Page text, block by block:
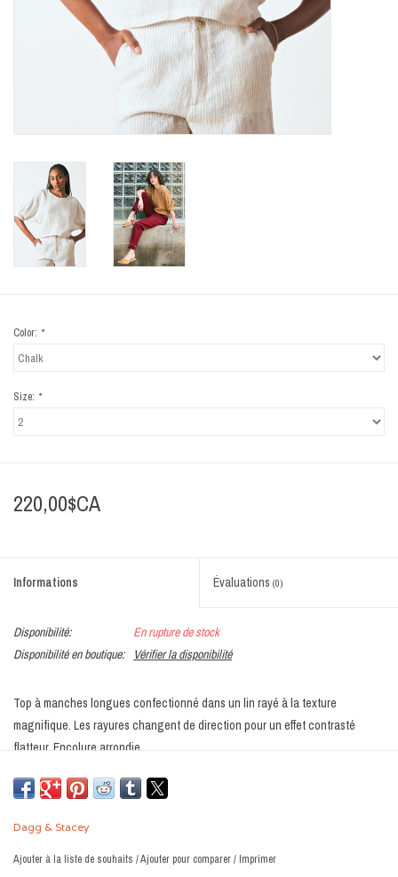
Color: *
Size: *
220,00$CA
Informations Évaluations (0)
Disponibilité:
En rupture de stock
Disponibilité en boutique:
Vérifier la disponibilité
Top à manches longues confectionné dans un lin rayé à la texture
magnifique. Les rayures changent de direction pour un effet contrasté
flatteur. Encolure arrondie.
Coupe décontractée
Dagg & Stacey
Ajouter à la liste de souhaits /Ajouter pour comparer/ Imprimer